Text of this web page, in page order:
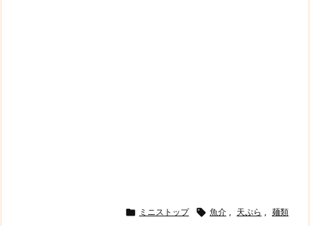
 ミニストップ  魚介 , 天ぷら , 麺類